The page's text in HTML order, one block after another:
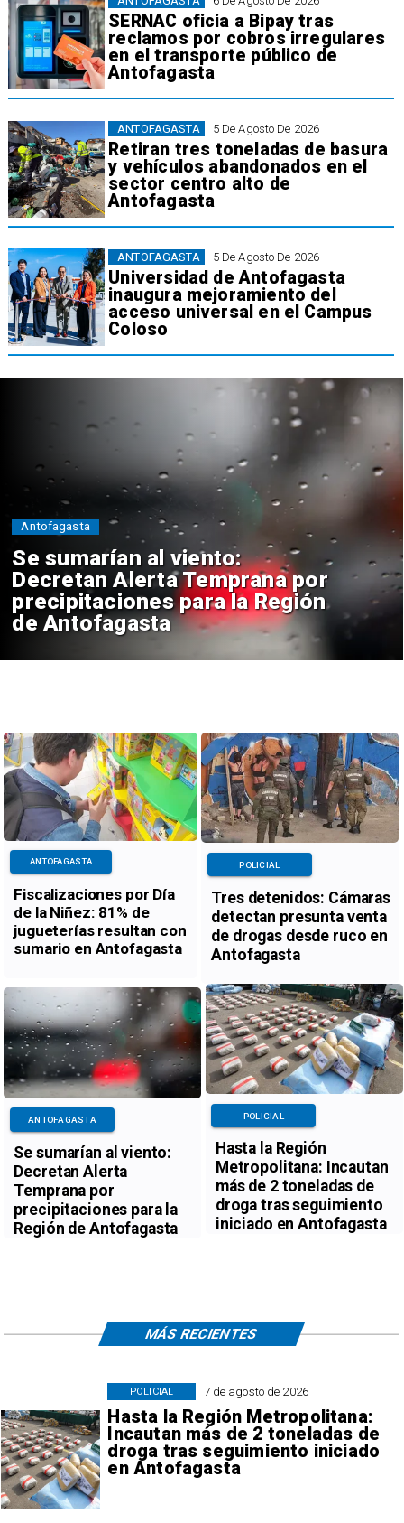
SERNAC oficia a Bipay tras
reclamos por cobros irregulares
en el transporte público de
Antofagasta
5 De Agosto De 2026
Retiran tres toneladas de basura
y vehículos abandonados en el
sector centro alto de
Antofagasta
ANTOFAGASTA
5 De Agosto De 2026
Universidad de Antofagasta
inaugura mejoramiento del
acceso universal en el Campus
Coloso
ANTOFAGASTA
Se sumarían al viento:
Decretan Alerta Temprana por
precipitaciones para la Región
de Antofagasta
Antofagasta
Fiscalizaciones por Día
de la Niñez: 81% de
jugueterías resultan con
sumario en Antofagasta
ANTOFAGASTA
Tres detenidos: Cámaras
detectan presunta venta
de drogas desde ruco en
Antofagasta
POLICIAL
Se sumarían al viento:
Decretan Alerta
Temprana por
precipitaciones para la
Región de Antofagasta
ANTOFAGASTA
Hasta la Región
Metropolitana: Incautan
más de 2 toneladas de
droga tras seguimiento
iniciado en Antofagasta
POLICIAL
7 de agosto de 2026
Hasta la Región Metropolitana:
Incautan más de 2 toneladas de
droga tras seguimiento iniciado
en Antofagasta
POLICIAL
MÁS RECIENTES